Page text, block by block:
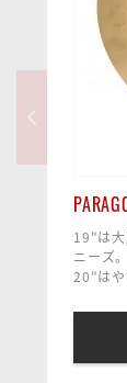
19"は
ニーズ。
20"はや